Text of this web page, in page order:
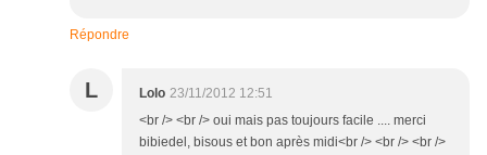
Répondre
L Lolo 23/11/2012 12:51
<br /> <br /> oui mais pas toujours facile .... merci
bibiedel, bisous et bon après midi<br /> <br /> <br />